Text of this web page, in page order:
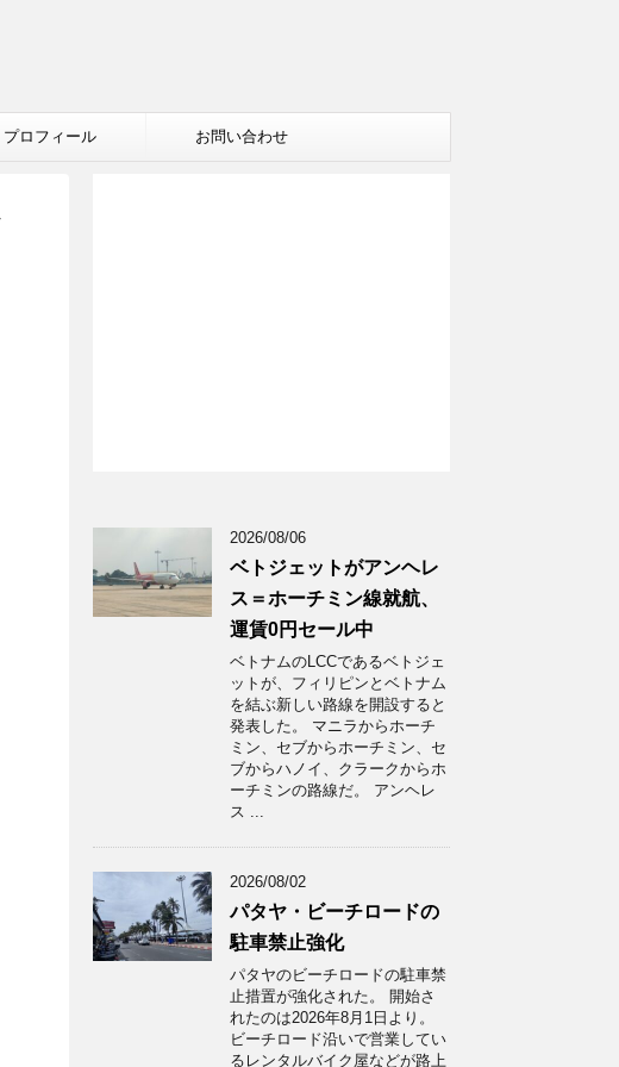
プロフィール お問い合わせ
2026/08/06
ベトジェットがアンヘレ
ス＝ホーチミン線就航、
運賃0円セール中
ベトナムのLCCであるベトジェ
ットが、フィリピンとベトナム
を結ぶ新しい路線を開設すると
発表した。 マニラからホーチ
ミン、セブからホーチミン、セ
ブからハノイ、クラークからホ
ーチミンの路線だ。 アンヘレ
ス ...
2026/08/02
パタヤ・ビーチロードの
駐車禁止強化
パタヤのビーチロードの駐車禁
止措置が強化された。 開始さ
れたのは2026年8月1日より。
ビーチロード沿いで営業してい
るレンタルバイク屋などが路上